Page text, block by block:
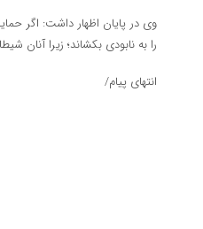
وی در پایان اظهار داشت: اگر
را به نابودی بکشاند؛ زیرا آنان
انتهای پیام/